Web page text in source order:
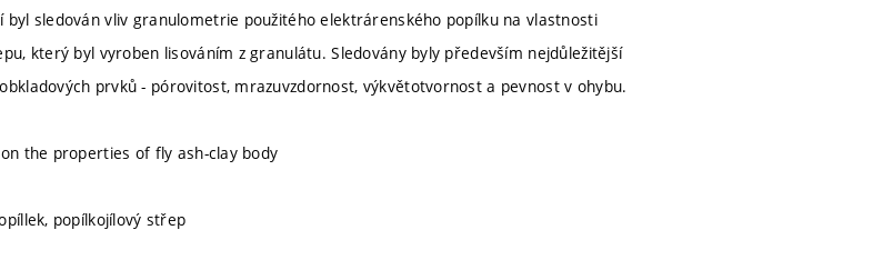
sledován vliv granulometrie použitého elektrárenského popílku na vlastnosti
který byl vyroben lisováním z granulátu. Sledovány byly především nejdůležitější
prvků - pórovitost, mrazuvzdornost, výkvětotvornost a pevnost v ohybu.
the properties of fly ash-clay body
popílkojílový střep